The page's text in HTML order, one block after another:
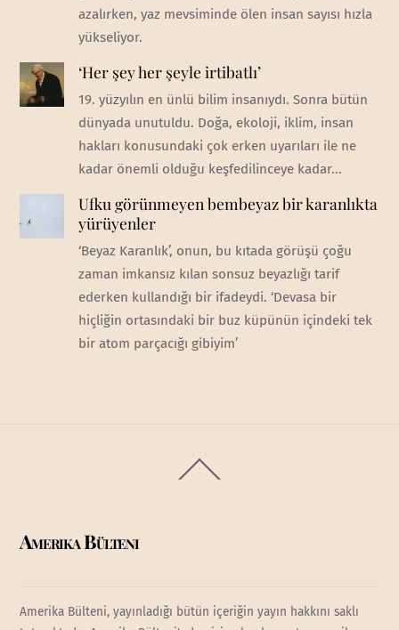
azalırken, yaz mevsiminde ölen insan sayısı hızla
yükseliyor.
‘Her şey her şeyle irtibatlı’
19. yüzyılın en ünlü bilim insanıydı. Sonra bütün
dünyada unutuldu. Doğa, ekoloji, iklim, insan
hakları konusundaki çok erken uyarıları ile ne
kadar önemli olduğu keşfedilinceye kadar...
Ufku görünmeyen bembeyaz bir karanlıkta
yürüyenler
‘Beyaz Karanlık’, onun, bu kıtada görüşü çoğu
zaman imkansız kılan sonsuz beyazlığı tarif
ederken kullandığı bir ifadeydi. ‘Devasa bir
hiçliğin ortasındaki bir buz küpünün içindeki tek
bir atom parçacığı gibiyim’
To
Amerika Bülteni
Amerika Bülteni, yayınladığı bütün içeriğin yayın hakkını saklı